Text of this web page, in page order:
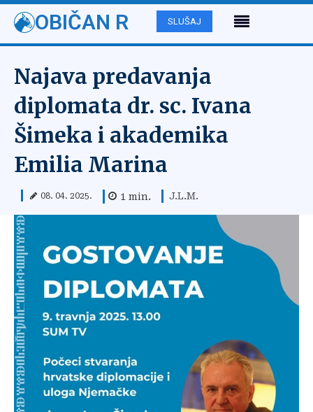
OBIČAN R SLUŠAJ
Najava predavanja
diplomata dr. sc. Ivana
Šimeka i akademika
Emilia Marina
08. 04. 2025. 1 min. J.L.M.